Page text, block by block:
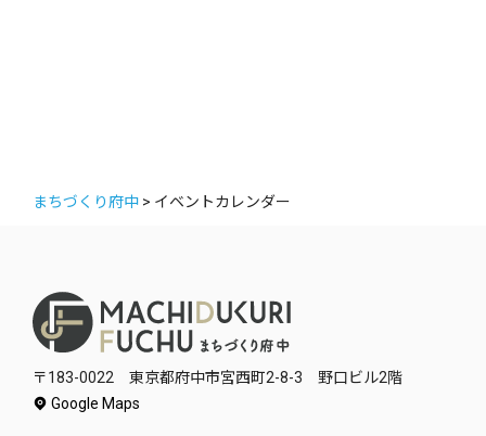
まちづくり府中 > イベントカレンダー
〒183-0022 東京都府中市宮西町2-8-3 野口ビル2階
Google Maps